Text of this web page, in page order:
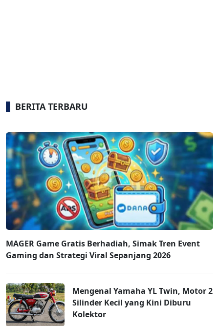
BERITA TERBARU
MAGER Game Gratis Berhadiah, Simak Tren Event
Gaming dan Strategi Viral Sepanjang 2026
Mengenal Yamaha YL Twin, Motor 2
Silinder Kecil yang Kini Diburu
Kolektor